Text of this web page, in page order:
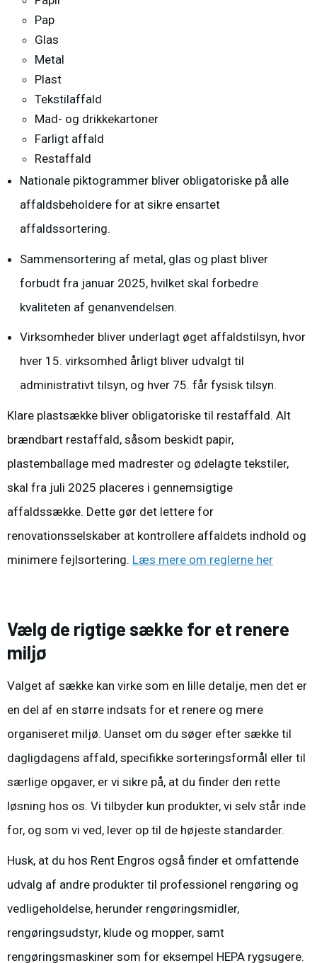
Pap
Glas
Metal
Plast
Tekstilaffald
Mad- og drikkekartoner
Farligt affald
Restaffald
Nationale piktogrammer bliver obligatoriske på alle
affaldsbeholdere for at sikre ensartet
affaldssortering.
Sammensortering af metal, glas og plast bliver
forbudt fra januar 2025, hvilket skal forbedre
kvaliteten af genanvendelsen.
Virksomheder bliver underlagt øget affaldstilsyn, hvor
hver 15. virksomhed årligt bliver udvalgt til
administrativt tilsyn, og hver 75. får fysisk tilsyn.
Klare plastsække bliver obligatoriske til restaffald. Alt
brændbart restaffald, såsom beskidt papir,
plastemballage med madrester og ødelagte tekstiler,
skal fra juli 2025 placeres i gennemsigtige
affaldssække. Dette gør det lettere for
renovationsselskaber at kontrollere affaldets indhold og
minimere fejlsortering. Læs mere om reglerne her
Vælg de rigtige sække for et renere
miljø
Valget af sække kan virke som en lille detalje, men det er
en del af en større indsats for et renere og mere
organiseret miljø. Uanset om du søger efter sække til
dagligdagens affald, specifikke sorteringsformål eller til
særlige opgaver, er vi sikre på, at du finder den rette
løsning hos os. Vi tilbyder kun produkter, vi selv står inde
for, og som vi ved, lever op til de højeste standarder.
Husk, at du hos Rent Engros også finder et omfattende
udvalg af andre produkter til professionel rengøring og
vedligeholdelse, herunder rengøringsmidler,
rengøringsudstyr, klude og mopper, samt
rengøringsmaskiner som for eksempel HEPA rygsugere.